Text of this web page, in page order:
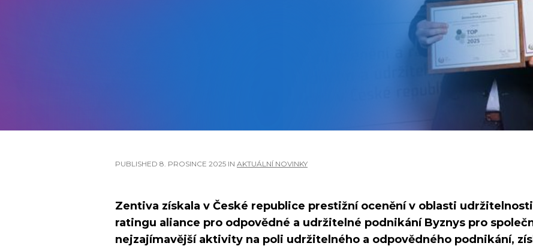
PUBLISHED 8. PROSINCE 2025 IN AKTUÁLNÍ NOVINKY
Zentiva získala v České republice prestižní ocenění v oblasti
ratingu aliance pro odpovědné a udržitelné podnikání Byznys pro
nejzajímavější aktivity na poli udržitelného a odpovědného podnikání,